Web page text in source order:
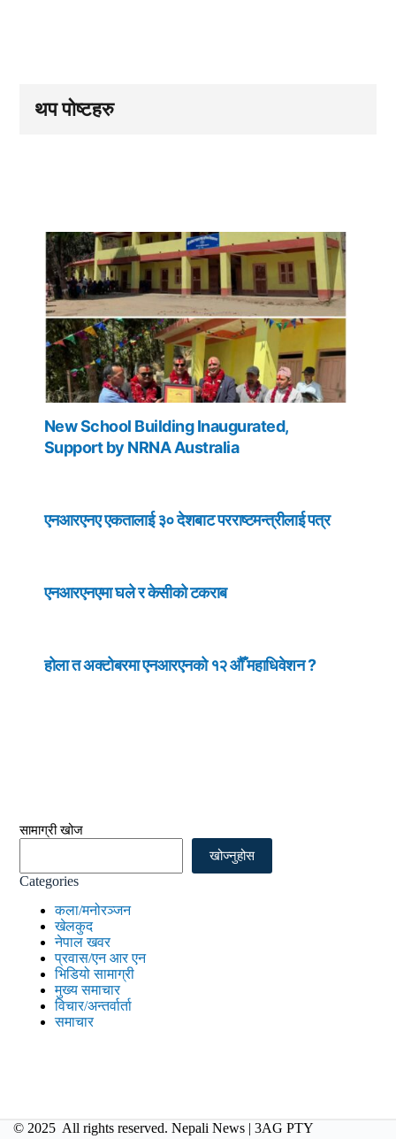
थप पोष्टहरु
New School Building Inaugurated,
Support by NRNA Australia
एनआरएनए एकतालाई ३० देशबाट परराष्टमन्त्रीलाई पत्र
एनआरएनएमा घले र केसीको टकराब
होला त अक्टोबरमा एनआरएनको १२ औँ महाधिवेशन ?
सामाग्री खोज
खोज्नुहोस
Categories
कला/मनोरञ्जन
खेलकुद
नेपाल खवर
प्रवास/एन आर एन
भिडियो सामाग्री
मुख्य समाचार
विचार/अन्तर्वार्ता
समाचार
© 2025 All rights reserved. Nepali News | 3AG PTY